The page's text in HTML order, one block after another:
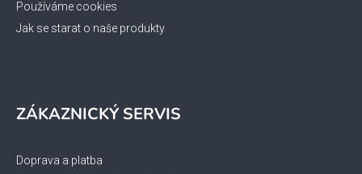
Používáme cookies
Jak se starat o naše produkty
ZÁKAZNICKÝ SERVIS
Doprava a platba